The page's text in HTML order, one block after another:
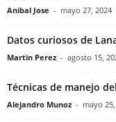
Anibal Jose - mayo 27, 2024
Datos curiosos de
Martin Perez - agosto 15,
Técnicas de manejo
Alejandro Munoz - mayo